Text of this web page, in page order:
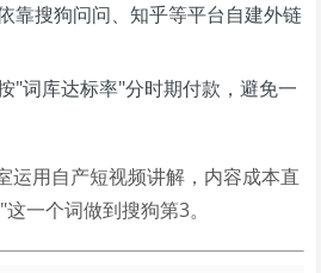
靠搜狗问问、知乎等平台自建外链
"词库达标率"分时期付款，避免一
运用自产短视频讲解，内容成本直
一个词做到搜狗第3。